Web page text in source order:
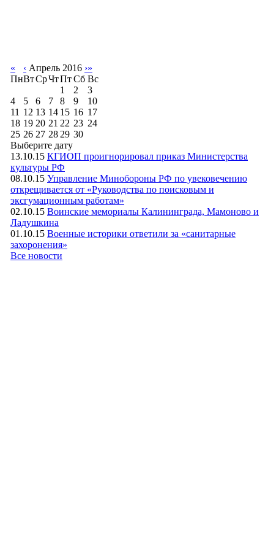
« ‹ Апрель 2016 ›»
ПнВтСрЧтПтСб Вс
1
2
3
4
5 6 7 8 9
10
11 12 13 14 15 16 17
18 19 20 21 22 23 24
25 26 27 28 29 30
Выберите дату
13.10.15 КГИОП проигнорировал приказ Министерства
культуры РФ
08.10.15 Управление Минобороны РФ по увековечению
открещивается от «Руководства по поисковым и
эксгумационным работам»
02.10.15 Воинские мемориалы Калининграда, Мамоново и
Ладушкина
01.10.15 Военные историки ответили за «санитарные
захоронения»
Все новости